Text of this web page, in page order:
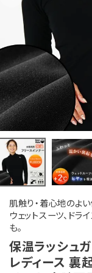
肌触り・着心地のよ
ウェットスーツ、ドラ
も。
保温ラッシュ
レディース